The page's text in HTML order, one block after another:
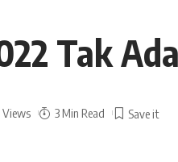
Tak
Views 3 Min Read